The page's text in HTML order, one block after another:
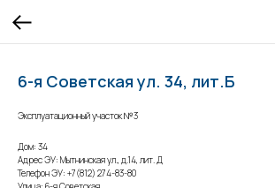
6-я Советская ул. 34, лит.Б
Эксплуатационный участок №3
Дом: 34
Адрес ЭУ: Мытнинская ул., д.14, лит. Д
Телефон ЭУ: +7(812) 274-83-80